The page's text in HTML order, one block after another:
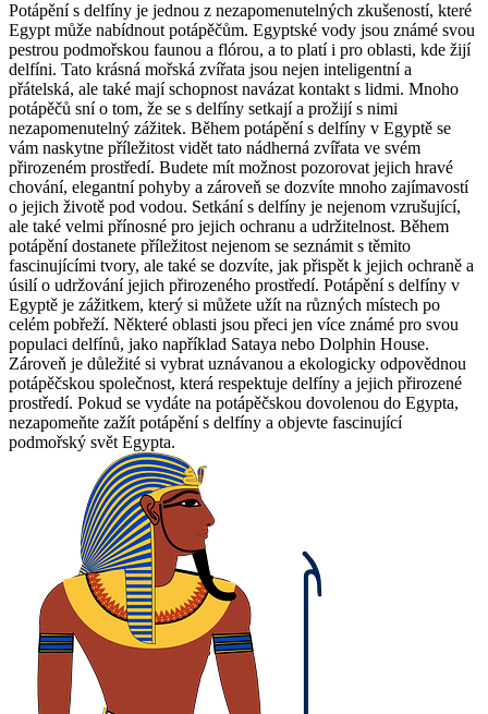
Potápění s delfíny je jednou z nezapomenutelných zkušeností, které
Egypt může nabídnout potápěčům. Egyptské vody jsou známé svou
pestrou podmořskou faunou a flórou, a to platí i pro oblasti, kde žijí
delfíni. Tato krásná mořská zvířata jsou nejen inteligentní a
přátelská, ale také mají schopnost navázat kontakt s lidmi. Mnoho
potápěčů sní o tom, že se s delfíny setkají a prožijí s nimi
nezapomenutelný zážitek. Během potápění s delfíny v Egyptě se
vám naskytne příležitost vidět tato nádherná zvířata ve svém
přirozeném prostředí. Budete mít možnost pozorovat jejich hravé
chování, elegantní pohyby a zároveň se dozvíte mnoho zajímavostí
o jejich životě pod vodou. Setkání s delfíny je nejenom vzrušující,
ale také velmi přínosné pro jejich ochranu a udržitelnost. Během
potápění dostanete příležitost nejenom se seznámit s těmito
fascinujícími tvory, ale také se dozvíte, jak přispět k jejich ochraně a
úsilí o udržování jejich přirozeného prostředí. Potápění s delfíny v
Egyptě je zážitkem, který si můžete užít na různých místech po
celém pobřeží. Některé oblasti jsou přeci jen více známé pro svou
populaci delfínů, jako například Sataya nebo Dolphin House.
Zároveň je důležité si vybrat uznávanou a ekologicky odpovědnou
potápěčskou společnost, která respektuje delfíny a jejich přirozené
prostředí. Pokud se vydáte na potápěčskou dovolenou do Egypta,
nezapomeňte zažít potápění s delfíny a objevte fascinující
podmořský svět Egypta.